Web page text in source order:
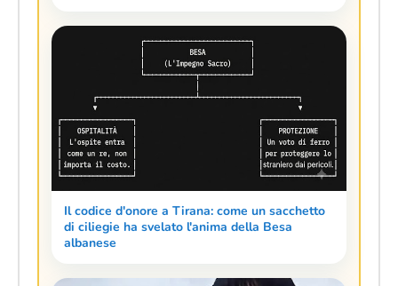
Il codice d'onore a Tirana: come un sacchetto
di ciliegie ha svelato l'anima della Besa
albanese